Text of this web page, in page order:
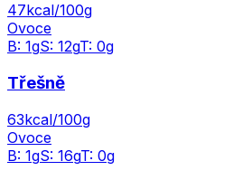
47kcal/100g
Ovoce
B: 1gS: 12gT: 0g
Třešně
63kcal/100g
Ovoce
B: 1gS: 16gT: 0g